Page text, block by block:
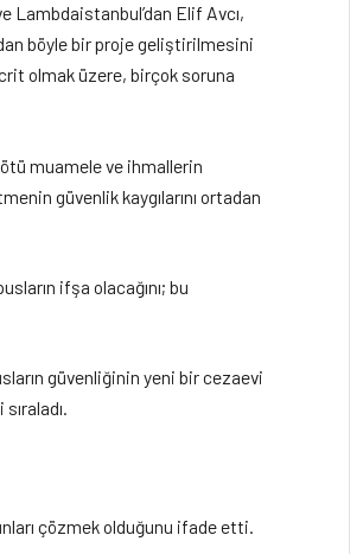
Lambdaistanbul’dan Elif Avcı,
böyle bir proje geliştirilmesini
olmak üzere, birçok soruna
muamele ve ihmallerin
güvenlik kaygılarını ortadan
ifşa olacağını; bu
güvenliğinin yeni bir cezaevi
çözmek olduğunu ifade etti.